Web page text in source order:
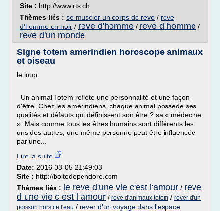
Site : http://www.rts.ch
Thèmes liés : se muscler un corps de reve / reve
d'homme en noir / reve d'homme / reve d homme /
reve d'un monde
Signe totem amerindien horoscope animaux
et oiseau
le loup
Un animal Totem reflète une personnalité et une façon
d'être. Chez les amérindiens, chaque animal possède ses
qualités et défauts qui définissent son être ? sa « médecine
». Mais comme tous les êtres humains sont différents les
uns des autres, une même personne peut être influencée
par une...
Lire la suite
Date: 2016-03-05 21:49:03
Site : http://boitedependore.com
Thèmes liés : le reve d'une vie c'est l'amour / reve
d une vie c est l amour / reve d'animaux totem / rever d'un
poisson hors de l'eau / rever d'un voyage dans l'espace